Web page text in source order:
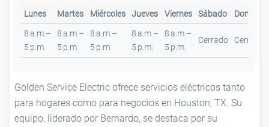
Lunes Martes Miércoles Jueves Viernes Sábado Domingo
8 a.m.–
5 p.m.
8 a.m.–
5 p.m.
8 a.m.–
5 p.m.
8 a.m.–
5 p.m.
8 a.m.–
5 p.m.
Cerrado Cerrado
Golden Service Electric ofrece servicios eléctricos tanto
para hogares como para negocios en Houston, TX. Su
equipo, liderado por Bernardo, se destaca por su